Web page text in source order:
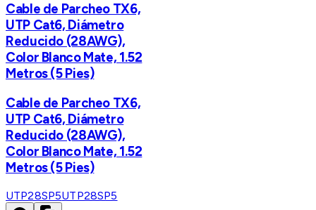
Cable de Parcheo TX6,
UTP Cat6, Diámetro
Reducido (28AWG),
Color Blanco Mate, 1.52
Metros (5 Pies)
Cable de Parcheo TX6,
UTP Cat6, Diámetro
Reducido (28AWG),
Color Blanco Mate, 1.52
Metros (5 Pies)
UTP28SP5UTP28SP5